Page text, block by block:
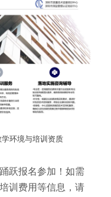
环境与培训资质
跃报名参加！如需
训费用等信息，请